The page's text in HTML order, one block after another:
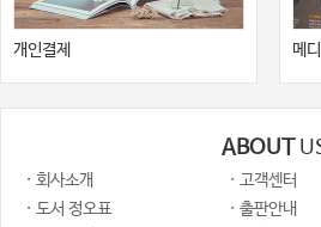
개인결제 메
ABOUT
· 회사소개
· 고객센터
· 도서 정오표
· 출판안내